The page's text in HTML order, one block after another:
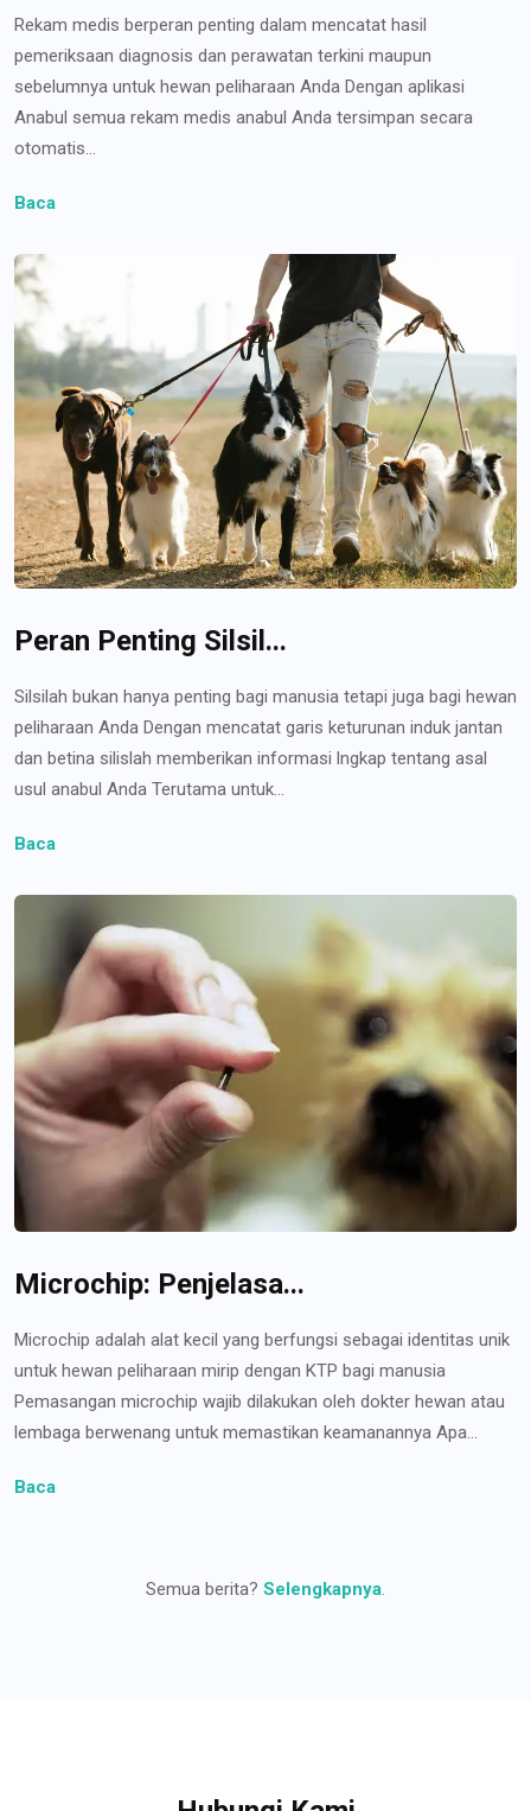
Rekam medis berperan penting dalam mencatat hasil
pemeriksaan diagnosis dan perawatan terkini maupun
sebelumnya untuk hewan peliharaan Anda Dengan aplikasi
Anabul semua rekam medis anabul Anda tersimpan secara
otomatis...
Baca
Peran Penting Silsil...
Silsilah bukan hanya penting bagi manusia tetapi juga bagi hewan
peliharaan Anda Dengan mencatat garis keturunan induk jantan
dan betina silislah memberikan informasi lngkap tentang asal
usul anabul Anda Terutama untuk...
Baca
Microchip: Penjelasa...
Microchip adalah alat kecil yang berfungsi sebagai identitas unik
untuk hewan peliharaan mirip dengan KTP bagi manusia
Pemasangan microchip wajib dilakukan oleh dokter hewan atau
lembaga berwenang untuk memastikan keamanannya Apa...
Baca
Semua berita? Selengkapnya.